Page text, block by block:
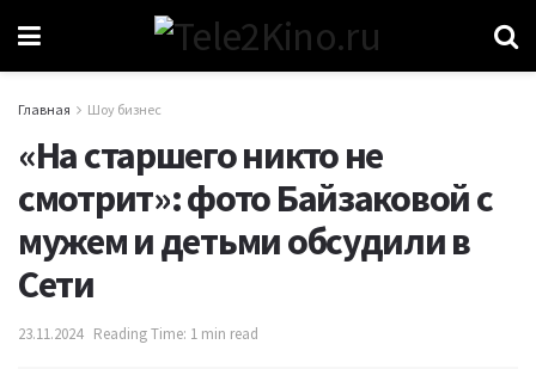
Главная Шоу бизнес
«На старшего никто не
смотрит»: фото Байзаковой с
мужем и детьми обсудили в
Сети
23.11.2024 Reading Time: 1 min read